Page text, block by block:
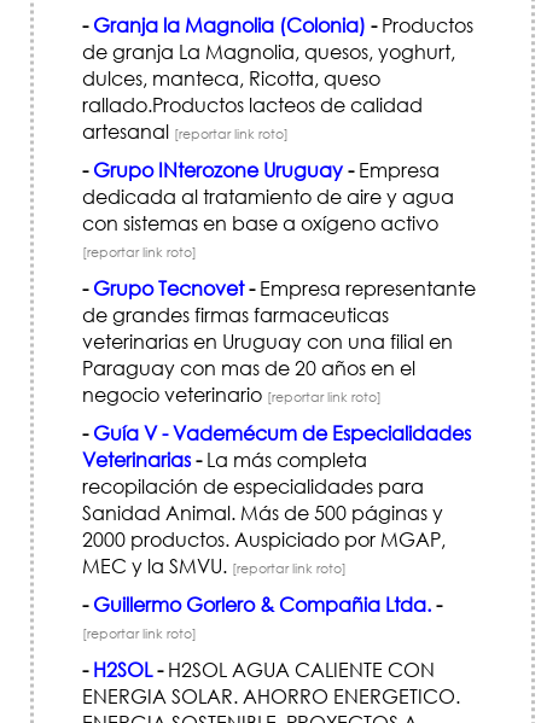
- Granja la Magnolia (Colonia) -Productos
de granja La Magnolia, quesos, yoghurt,
dulces, manteca, Ricotta, queso
rallado.Productos lacteos de calidad
artesanal [reportar link roto]
- Grupo INterozone Uruguay-Empresa
dedicada al tratamiento de aire y agua
con sistemas en base a oxígeno activo
[reportar link roto]
- Grupo Tecnovet-Empresa representante
de grandes firmas farmaceuticas
veterinarias en Uruguay con una filial en
Paraguay con mas de 20 años en el
negocio veterinario [reportar link roto]
- Guía V - Vademécum de Especialidades
Veterinarias-La más completa
recopilación de especialidades para
Sanidad Animal. Más de 500 páginas y
2000 productos. Auspiciado por MGAP,
MEC y la SMVU. [reportar link roto]
- Guillermo Gorlero & Compañia Ltda.-
[reportar link roto]
- H2SOL-H2SOL AGUA CALIENTE CON
ENERGIA SOLAR. AHORRO ENERGETICO.